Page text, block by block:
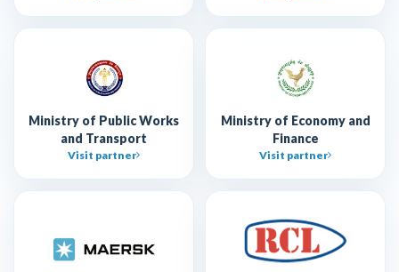
Ministry of Public Works
and Transport
Visit partner
Ministry of Economy and
Finance
Visit partner